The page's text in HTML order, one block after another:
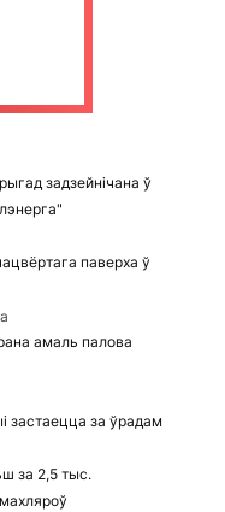
задзейнічана ў
паверха ў
амаль палова
застаецца за ўрадам
за 2,5 тыс.